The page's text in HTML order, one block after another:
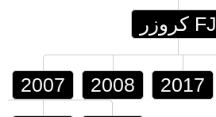
FJ كروزر
2007 2008 2017